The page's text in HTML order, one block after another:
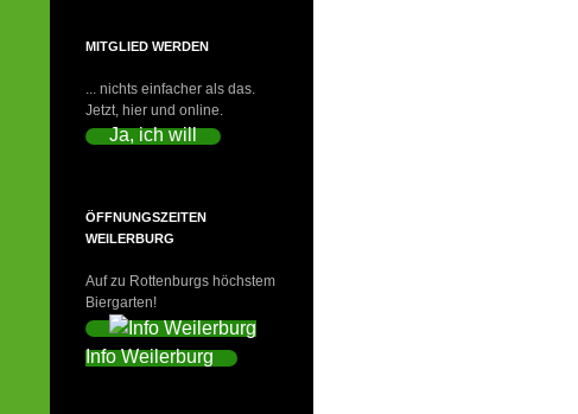
MITGLIED WERDEN
... nichts einfacher als das.
Jetzt, hier und online.
Ja, ich will
ÖFFNUNGSZEITEN
WEILERBURG
Auf zu Rottenburgs höchstem
Biergarten!
Info Weilerburg